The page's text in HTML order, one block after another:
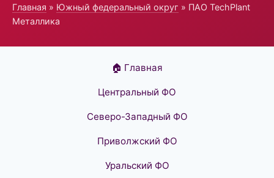
Главная » Южный федеральный округ » ПАО TechPlant
Металлика
🏠 Главная
Центральный ФО
Северо-Западный ФО
Приволжский ФО
Уральский ФО